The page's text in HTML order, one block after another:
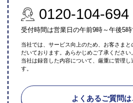
0120-104-694
受付時間は営業日の午前9時～午後5時
当社では、サービス向上のため、お客さま
だいております。あらかじめご了承ください。
当社は録音した内容について、厳重に管理し
す。
よくあるご質問